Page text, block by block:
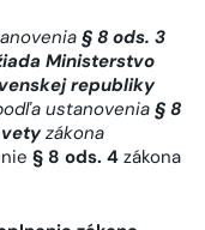
§ 8 ods. 3
Ministerstvo
republiky
ustanovenia § 8
zákona
§ 8 ods. 4 zákona